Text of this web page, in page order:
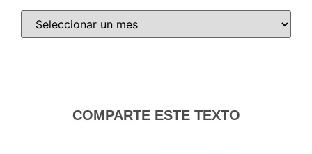
COMPARTE ESTE TEXTO